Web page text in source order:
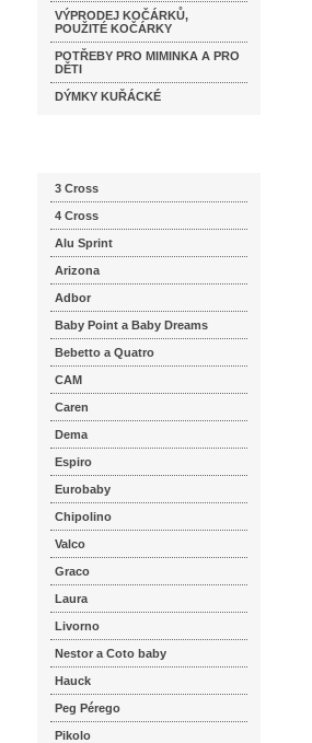
VÝPRODEJ KOČÁRKŮ,
POUŽITÉ KOČÁRKY
POTŘEBY PRO MIMINKA A PRO
DĚTI
DÝMKY KUŘÁCKÉ
3 Cross
4 Cross
Alu Sprint
Arizona
Adbor
Baby Point a Baby Dreams
Bebetto a Quatro
CAM
Caren
Dema
Espiro
Eurobaby
Chipolino
Valco
Graco
Laura
Livorno
Nestor a Coto baby
Hauck
Peg Pérego
Pikolo